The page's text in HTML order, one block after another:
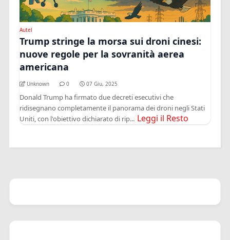
Autel
Trump stringe la morsa sui droni cinesi:
nuove regole per la sovranità aerea
americana
Unknown 0 07 Giu, 2025
Donald Trump ha firmato due decreti esecutivi che
ridisegnano completamente il panorama dei droni negli Stati
Uniti, con l'obiettivo dichiarato di rip... Leggi il Resto